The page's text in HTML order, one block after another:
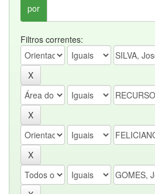
por
Filtros correntes: